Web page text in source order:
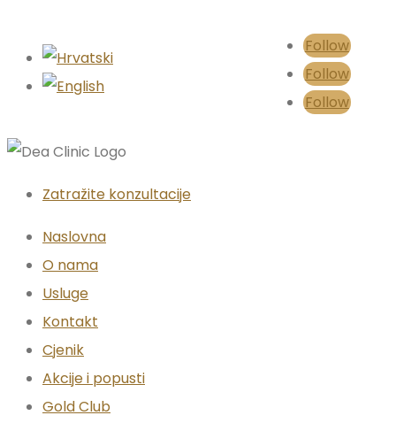
Follow
Follow
Follow
Zatražite konzultacije
Naslovna
O nama
Usluge
Kontakt
Cjenik
Akcije i popusti
Gold Club